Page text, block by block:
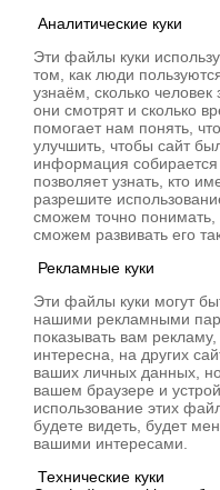
Аналитические куки
Эти файлы куки
том, как люди
узнаём, сколько человек
они смотрят и сколько
помогает нам понять,
улучшить, чтобы сайт
информация
позволяет узнать, кто
разрешите
сможем точно понимать,
сможем развивать его
Рекламные куки
Эти файлы куки могут
нашими рекламными
показывать вам
интересна, на других
ваших личных данных,
вашем браузере и
использование этих
будете видеть, будет
вашими интересами.
Технические куки